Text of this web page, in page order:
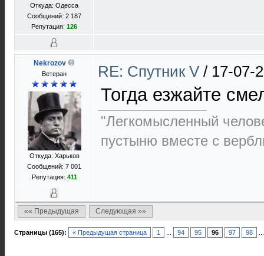
Откуда: Одесса
Сообщений: 2 187
Репутация: 126
Nekrozov
Ветеран
Откуда: Харьков
Сообщений: 7 001
Репутация: 411
RE: Спутник V / 17-07-
Тогда езжайте
"Легкомысленный
пустыню вместе с
«« Предыдущая Следующая »»
Страницы (165): « Предыдущая страница 1 94 95 96 97 98